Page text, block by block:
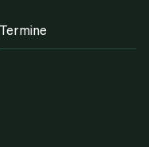
Termine